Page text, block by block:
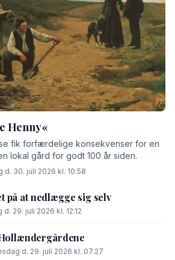
Henny«
fik forfærdelige konsekvenser for en
lokal gård for godt 100 år siden.
d. 30. juli 2026 kl. 10.58
på at nedlægge sig selv
29. juli 2026 kl. 12.12
d. 29. juli 2026 kl. 07.27